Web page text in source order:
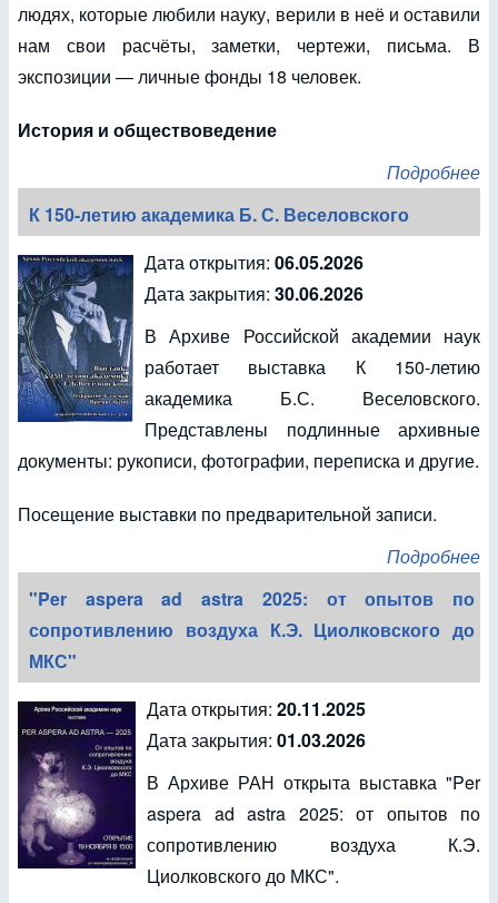
людях, которые любили науку, верили в неё и оставили
нам свои расчёты, заметки, чертежи, письма. В
экспозиции — личные фонды 18 человек.
История и обществоведение
Подробнее
К 150-летию академика Б. С. Веселовского
Дата открытия: 06.05.2026
Дата закрытия: 30.06.2026
В Архиве Российской академии наук
работает выставка К 150-летию
академика Б.С. Веселовского.
Представлены подлинные архивные
документы: рукописи, фотографии, переписка и другие.
Посещение выставки по предварительной записи.
Подробнее
"Per aspera ad astra 2025: от опытов по
сопротивлению воздуха К.Э. Циолковского до
МКС"
Дата открытия: 20.11.2025
Дата закрытия: 01.03.2026
В Архиве РАН открыта выставка "Per
aspera ad astra 2025: от опытов по
сопротивлению воздуха К.Э.
Циолковского до МКС".